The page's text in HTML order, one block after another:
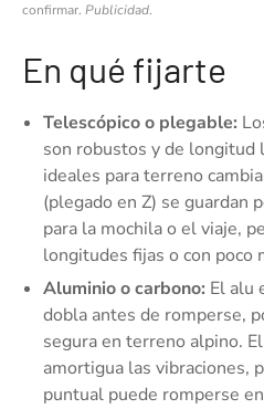
confirmar. Publicidad.
En qué fijarte
Telescópico o plegable:
son robustos y de
ideales para terreno
(plegado en Z) se guardan
para la mochila o el viaje,
longitudes fijas o con poco
Aluminio o carbono: El alu
dobla antes de romperse,
segura en terreno alpino.
amortigua las vibraciones,
puntual puede romperse